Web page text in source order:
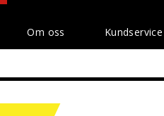
Om oss Kundservice